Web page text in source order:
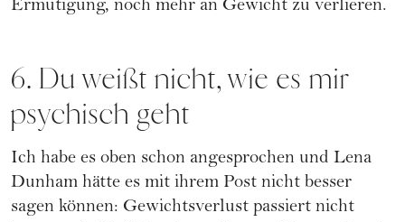
Ermutigung, noch mehr an Gewicht zu verlieren.
6. Du weißt nicht, wie es mir
psychisch geht
Ich habe es oben schon angesprochen und Lena
Dunham hätte es mit ihrem Post nicht besser
sagen können: Gewichtsverlust passiert nicht